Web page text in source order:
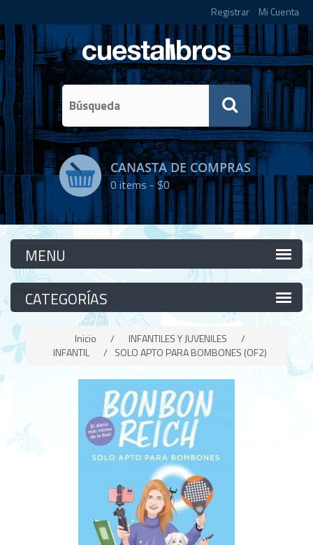
Registrar Mi Cuenta
CANASTA DE COMPRAS
0items -$0
Categorías
Categorías
Inicio / INFANTILES Y JUVENILES
/
INFANTIL
/ SOLO APTO PARA BOMBONES (OF2)